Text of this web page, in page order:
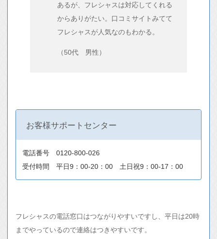
あるが、フレシャスは対応してくれる
からありがたい。口コミサイトみてて
フレシャスが人気なのもわかる。
（50代 男性）
お客様サポートセンター
電話番号 0120-800-026
受付時間 平日9：00-20：00 土日祝9：00-17：00
フレシャスの電話窓口はつながりやすいですし、平日は20時
までやっているので連絡はつきやすいです。